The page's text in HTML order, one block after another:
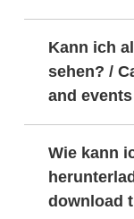
Kann ich
sehen? /
and
Wie kann
download